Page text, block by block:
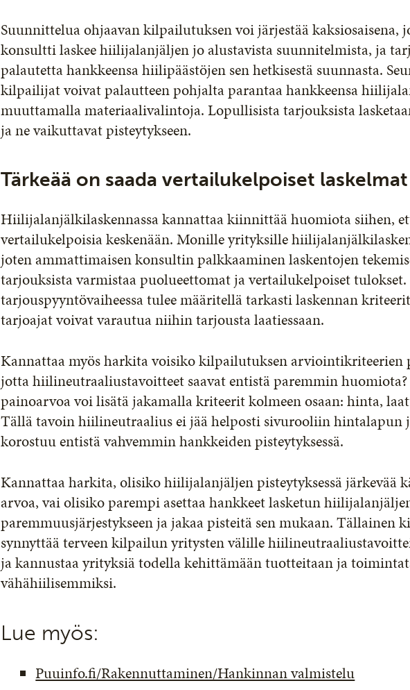
Suunnittelua ohjaavan kilpailutuksen voi järjestää kaksiosaisena,
konsultti laskee hiilijalanjäljen jo alustavista suunnitelmista, ja
palautetta hankkeensa hiilipäästöjen sen hetkisestä suunnasta.
kilpailijat voivat palautteen pohjalta parantaa hankkeensa
muuttamalla materiaalivalintoja. Lopullisista tarjouksista
ja ne vaikuttavat pisteytykseen.
Tärkeää on saada vertailukelpoiset laskelmat
Hiilijalanjälkilaskennassa kannattaa kiinnittää huomiota siihen,
vertailukelpoisia keskenään. Monille yrityksille
joten ammattimaisen konsultin palkkaaminen laskentojen
tarjouksista varmistaa puolueettomat ja vertailukelpoiset
tarjouspyyntövaiheessa tulee määritellä tarkasti laskennan
tarjoajat voivat varautua niihin tarjousta laatiessaan.
Kannattaa myös harkita voisiko kilpailutuksen arviointikriteerien
jotta hiilineutraaliustavoitteet saavat entistä paremmin
painoarvoa voi lisätä jakamalla kriteerit kolmeen osaan: hinta,
Tällä tavoin hiilineutraalius ei jää helposti sivurooliin hintalapun
korostuu entistä vahvemmin hankkeiden pisteytyksessä.
Kannattaa harkita, olisiko hiilijalanjäljen pisteytyksessä järkevää
arvoa, vai olisiko parempi asettaa hankkeet lasketun
paremmuusjärjestykseen ja jakaa pisteitä sen mukaan. Tällainen
synnyttää terveen kilpailun yritysten välille
ja kannustaa yrityksiä todella kehittämään tuotteitaan ja
vähähiilisemmiksi.
Lue myös:
Puuinfo.fi/Rakennuttaminen/Hankinnan valmistelu